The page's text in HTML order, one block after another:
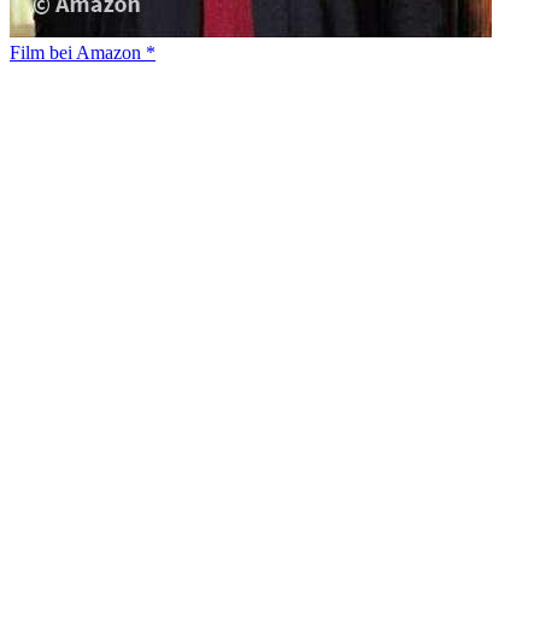
Film bei Amazon *